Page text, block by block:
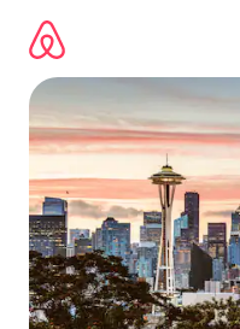
direct
naar
inhoud